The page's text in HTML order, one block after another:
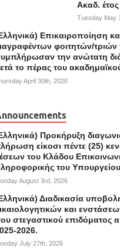
Ακαδ.
Tuesday May
Επικαιροποίηση
φοιτητών/
την ανώτατη
το πέρας του
April 30th, 2026
Προκήρυξη
είκοσι πέντε (25)
του Κλάδου
του
August 3rd, 2026
Διαδικασία
και
στεγαστικού επιδόματος
2026.
July 27th, 2026